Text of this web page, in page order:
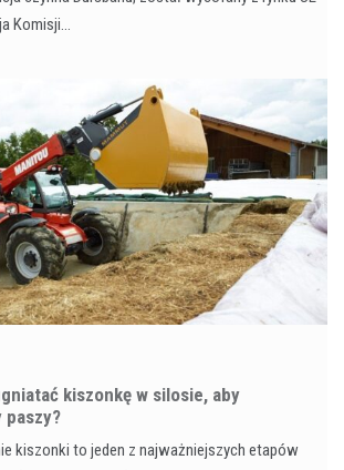
Komisji…
kiszonkę w silosie, aby
kiszonki to jeden z najważniejszych etapów